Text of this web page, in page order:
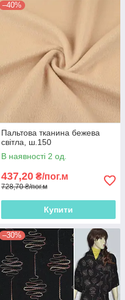
–40%
Пальтова тканина бежева
світла, ш.150
В наявності 2 од.
437,20 ₴/пог.м
728,70 ₴/пог.м
Купити
–30%